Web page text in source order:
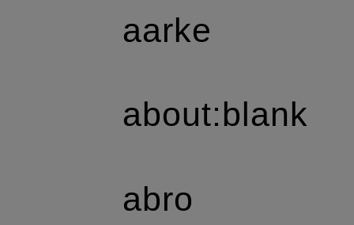
aarke
about:blank
abro